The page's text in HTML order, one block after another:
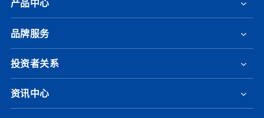
产品中心
品牌服务
投资者关系
资讯中心